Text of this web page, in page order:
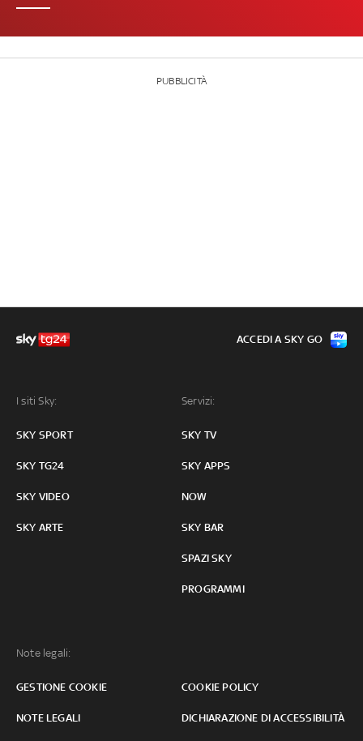
PUBBLICITÀ
I siti Sky:
SKY SPORT
SKY TG24
SKY VIDEO
SKY ARTE
Servizi:
SKY TV
SKY APPS
NOW
SKY BAR
SPAZI SKY
PROGRAMMI
Note legali:
GESTIONE COOKIE COOKIE POLICY
NOTE LEGALI DICHIARAZIONE DI ACCESSIBILITÀ
ACCEDI A SKY GO